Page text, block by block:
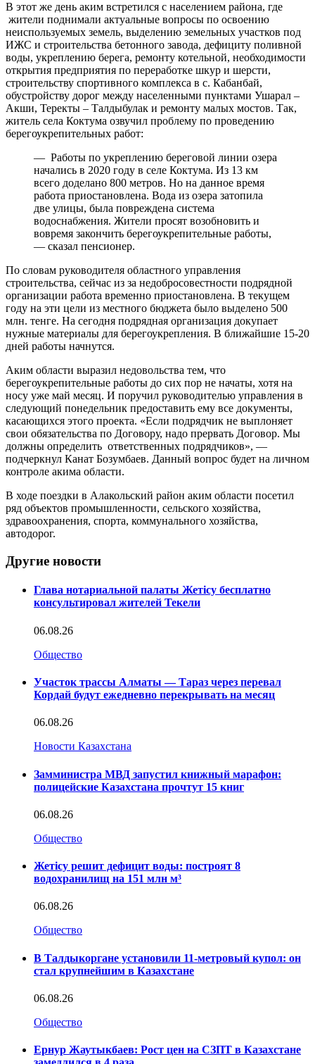
В этот же день аким встретился с населением района, где
жители поднимали актуальные вопросы по освоению
неиспользуемых земель, выделению земельных участков под
ИЖС и строительства бетонного завода, дефициту поливной
воды, укреплению берега, ремонту котельной, необходимости
открытия предприятия по переработке шкур и шерсти,
строительству спортивного комплекса в с. Кабанбай,
обустройству дорог между населенными пунктами Ушарал –
Акши, Теректы – Талдыбулак и ремонту малых мостов. Так,
житель села Коктума озвучил проблему по проведению
берегоукрепительных работ:
— Работы по укреплению береговой линии озера
начались в 2020 году в селе Коктума. Из 13 км
всего доделано 800 метров. Но на данное время
работа приостановлена. Вода из озера затопила
две улицы, была повреждена система
водоснабжения. Жители просят возобновить и
вовремя закончить берегоукрепительные работы,
— сказал пенсионер.
По словам руководителя областного управления
строительства, сейчас из за недобросовестности подрядной
организации работа временно приостановлена. В текущем
году на эти цели из местного бюджета было выделено 500
млн. тенге. На сегодня подрядная организация докупает
нужные материалы для берегоукрепления. В ближайшие 15-20
дней работы начнутся.
Аким области выразил недовольства тем, что
берегоукрепительные работы до сих пор не начаты, хотя на
носу уже май месяц. И поручил руководителью управления в
следующий понедельник предоставить ему все документы,
касающихся этого проекта. «Если подрядчик не выплоняет
свои обязательства по Договору, надо прервать Договор. Мы
должны определить ответственных подрядчиков», —
подчеркнул Канат Бозумбаев. Данный вопрос будет на личном
контроле акима области.
В ходе поездки в Алакольский район аким области посетил
ряд объектов промышленности, сельского хозяйства,
здравоохранения, спорта, коммунального хозяйства,
автодорог.
Другие новости
Глава нотариальной палаты Жетісу бесплатно
консультировал жителей Текели
06.08.26
Общество
Участок трассы Алматы — Тараз через перевал
Кордай будут ежедневно перекрывать на месяц
06.08.26
Новости Казахстана
Замминистра МВД запустил книжный марафон:
полицейские Казахстана прочтут 15 книг
06.08.26
Общество
Жетісу решит дефицит воды: построят 8
водохранилищ на 151 млн м³
06.08.26
Общество
В Талдыкоргане установили 11-метровый купол: он
стал крупнейшим в Казахстане
06.08.26
Общество
Ернур Жаутыкбаев: Рост цен на СЗПТ в Казахстане